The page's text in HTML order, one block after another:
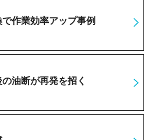
作業効率アップ事例
油断が再発を招く